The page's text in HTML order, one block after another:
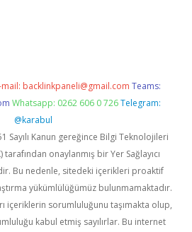
mail: backlinkpaneli@gmail.com Teams:
Whatsapp: 0262 606 0 726 Telegram:
@karabul
Sayılı Kanun gereğince Bilgi Teknolojileri
onaylanmış bir Yer Sağlayıcı
Bu nedenle, sitedeki içerikleri proaktif
yükümlülüğümüz bulunmamaktadır.
içeriklerin sorumluluğunu taşımakta olup,
kabul etmiş sayılırlar. Bu internet